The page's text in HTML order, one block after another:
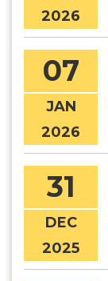
2026
07
JAN
2026
31
DEC
2025